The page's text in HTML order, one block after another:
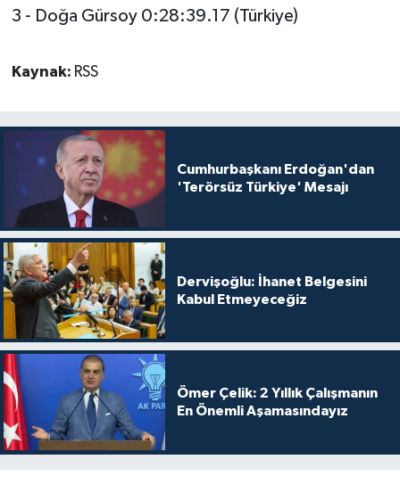
3 - Doğa Gürsoy 0:28:39.17 (Türkiye)
Kaynak: RSS
Cumhurbaşkanı Erdoğan'dan
'Terörsüz Türkiye' Mesajı
Dervişoğlu: İhanet Belgesini
Kabul Etmeyeceğiz
Ömer Çelik: 2 Yıllık Çalışmanın
En Önemli Aşamasındayız